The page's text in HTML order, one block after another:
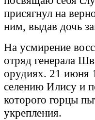
присягнул на
ним, выдав дочь
На усмирение
отряд генерала
орудиях. 21 июня
селению Илису и
которого горцы
укрепления.